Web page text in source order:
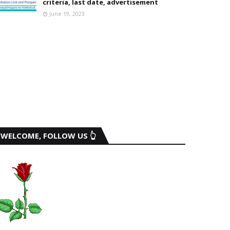
criteria, last date, advertisement
June 19, 2023
WELCOME, FOLLOW US 👆